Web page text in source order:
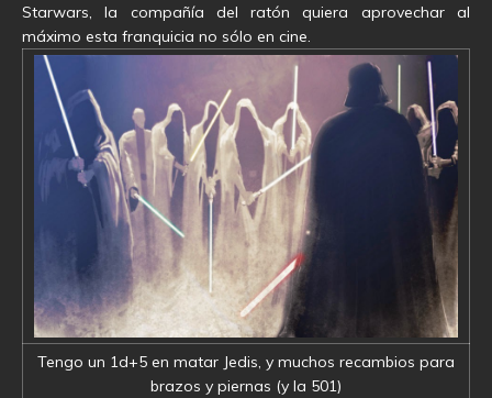
Starwars, la compañía del ratón quiera aprovechar al
máximo esta franquicia no sólo en cine.
Tengo un 1d+5 en matar Jedis, y muchos recambios para
brazos y piernas (y la 501)